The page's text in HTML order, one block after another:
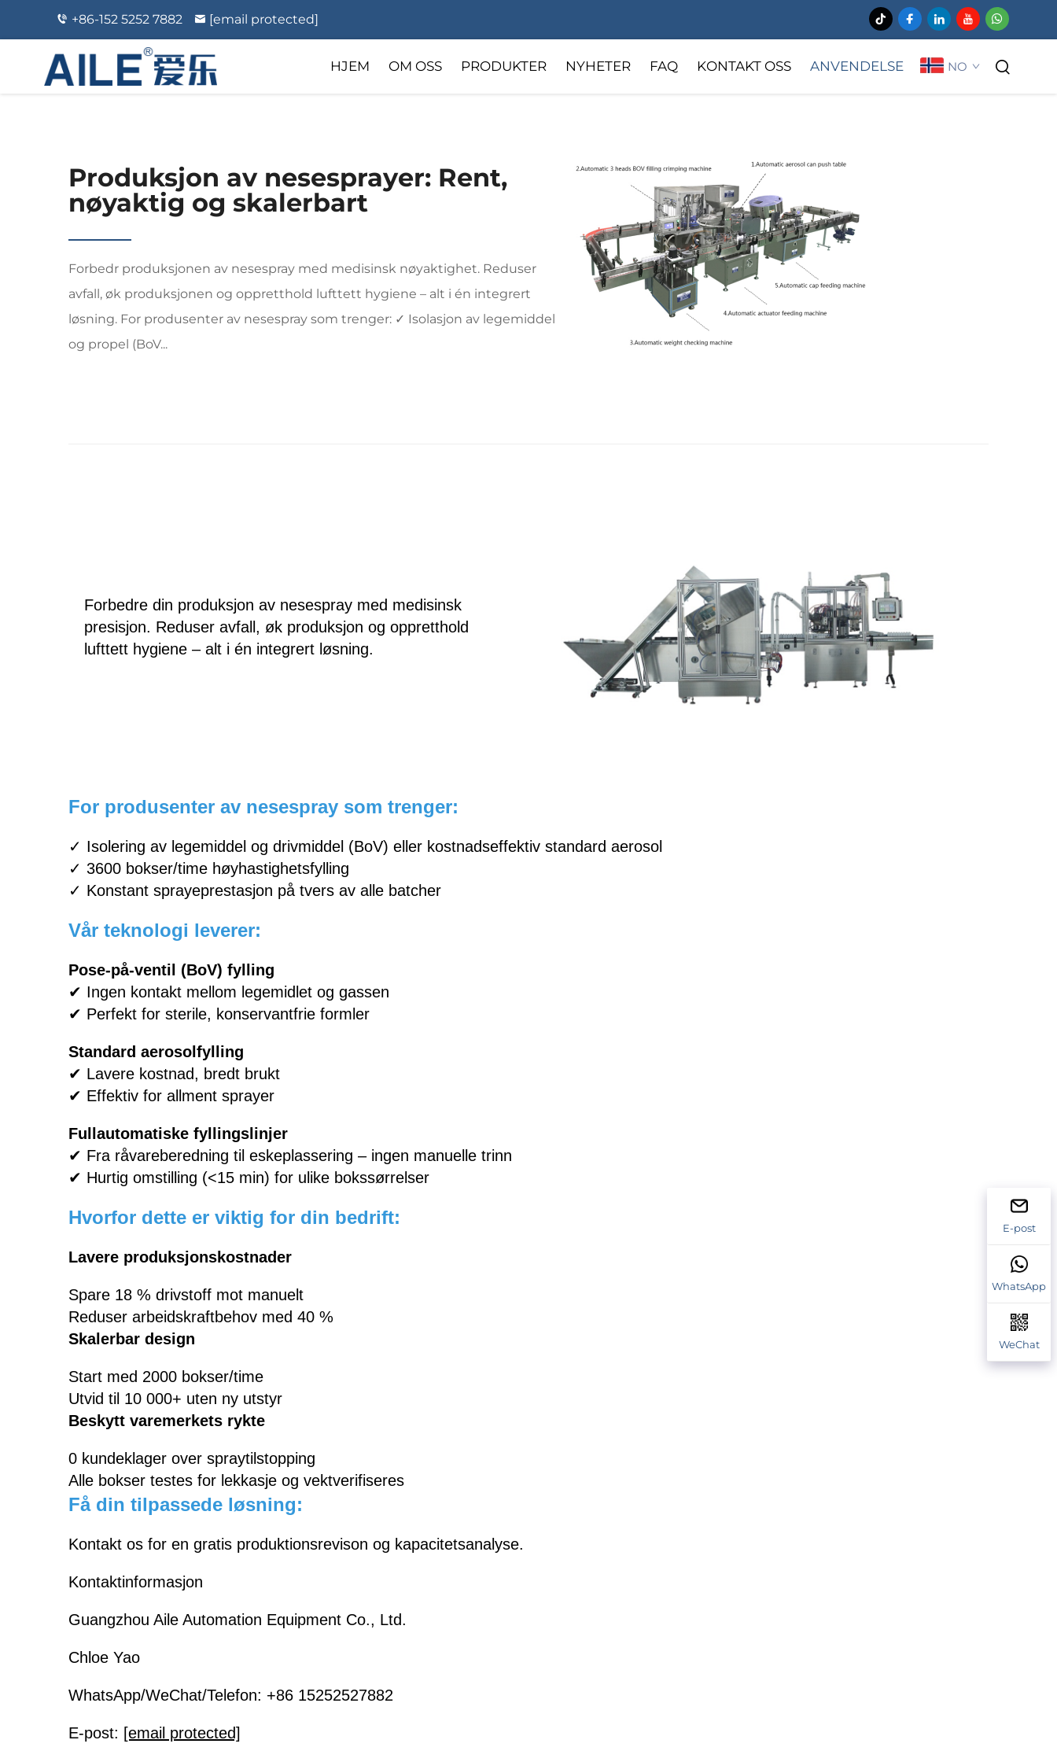
+86-152 5252 7882 [email protected]
HJEM OM OSS PRODUKTER NYHETER FAQ KONTAKT OSS ANVENDELSE NO
Produksjon av nesesprayer: Rent,
nøyaktig og skalerbart
Forbedr produksjonen av nesespray med medisinsk nøyaktighet. Reduser
avfall, øk produksjonen og oppretthold lufttett hygiene – alt i én integrert
løsning. For produsenter av nesespray som trenger: ✓ Isolasjon av legemiddel
og propel (BoV...
Forbedre din produksjon av nesespray med medisinsk
presisjon. Reduser avfall, øk produksjon og oppretthold
lufttett hygiene – alt i én integrert løsning.
For produsenter av nesespray som trenger:
✓ Isolering av legemiddel og drivmiddel (BoV) eller kostnadseffektiv standard aerosol
✓ 3600 bokser/time høyhastighetsfylling
✓ Konstant sprayeprestasjon på tvers av alle batcher
Vår teknologi leverer:
Pose-på-ventil (BoV) fylling
✔ Ingen kontakt mellom legemidlet og gassen
✔ Perfekt for sterile, konservantfrie formler
Standard aerosolfylling
✔ Lavere kostnad, bredt brukt
✔ Effektiv for allment sprayer
Fullautomatiske fyllingslinjer
✔ Fra råvareberedning til eskeplassering – ingen manuelle trinn
✔ Hurtig omstilling (<15 min) for ulike bokssørrelser
Hvorfor dette er viktig for din bedrift:
Lavere produksjonskostnader
Spare 18 % drivstoff mot manuelt
Reduser arbeidskraftbehov med 40 %
Skalerbar design
Start med 2000 bokser/time
Utvid til 10 000+ uten ny utstyr
Beskytt varemerkets rykte
0 kundeklager over spraytilstopping
Alle bokser testes for lekkasje og vektverifiseres
Få din tilpassede løsning:
Kontakt os for en gratis produktionsrevison og kapacitetsanalyse.
Kontaktinformasjon
Guangzhou Aile Automation Equipment Co., Ltd.
Chloe Yao
WhatsApp/WeChat/Telefon: +86 15252527882
E-post: [email protected]
E-post
WhatsApp
WeChat